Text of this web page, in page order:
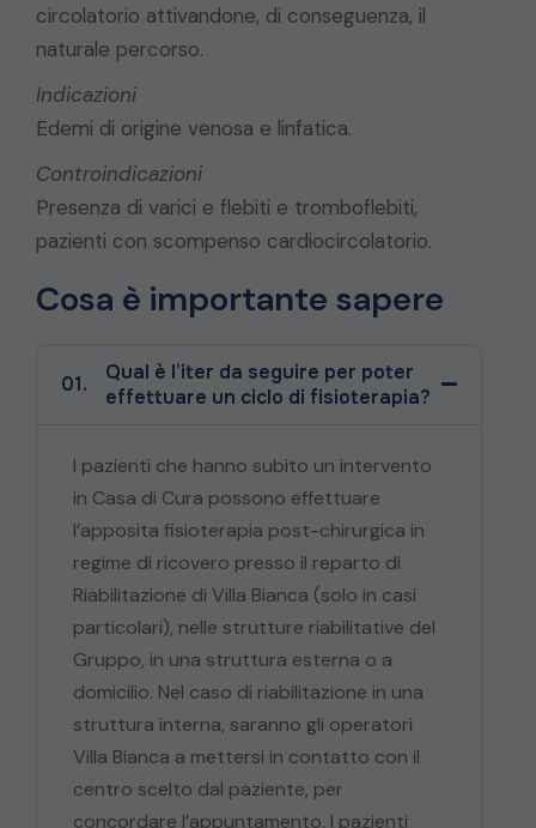
circolatorio attivandone, di conseguenza, il
naturale percorso.
Indicazioni
Edemi di origine venosa e linfatica.
Controindicazioni
Presenza di varici e flebiti e tromboflebiti,
pazienti con scompenso cardiocircolatorio.
Cosa è importante sapere
01.
Qual è l’iter da seguire per poter
effettuare un ciclo di fisioterapia?
I pazienti che hanno subito un intervento
in Casa di Cura possono effettuare
l’apposita fisioterapia post-chirurgica in
regime di ricovero presso il reparto di
Riabilitazione di Villa Bianca (solo in casi
particolari), nelle strutture riabilitative del
Gruppo, in una struttura esterna o a
domicilio. Nel caso di riabilitazione in una
struttura interna, saranno gli operatori
Villa Bianca a mettersi in contatto con il
centro scelto dal paziente, per
concordare l’appuntamento. I pazienti